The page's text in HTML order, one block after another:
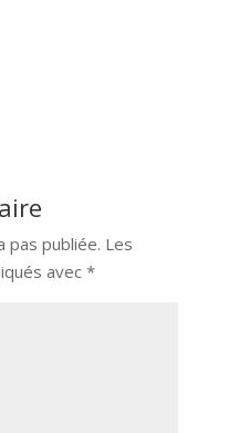
pas publiée. Les
avec *